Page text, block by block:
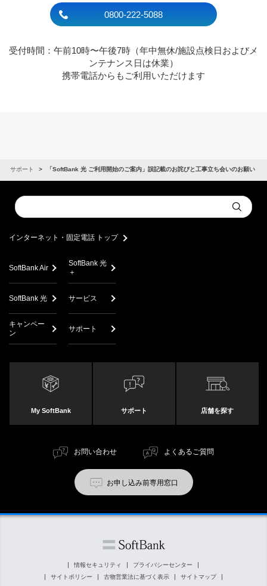
0800-222-5088
受付時間：午前10時〜午後7時（年中無休/施設点検日およびメ
ンテナンス日は休業）
携帯電話からもご利用いただけます
サポート 「SoftBank 光 ご利用開始のご案内」誤記載のお詫びと工事立ち会いのお願い
Conduct
a
Submit
インターネット・固定電話 トップ
SoftBank Air
SoftBank 光
＋
SoftBank 光 サービス
キャンペー
ン
サポート
My SoftBank サポート 店舗を探す
お問い合わせ よくあるご質問
お申し込み前専用窓口
情報セキュリティ
プライバシーセンター
サイトポリシー
古物営業法に基づく表示 サイトマップ